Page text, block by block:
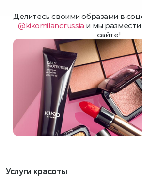
Делитесь своими образами в
@kikomilanorussia и мы
сайте!
Услуги красоты